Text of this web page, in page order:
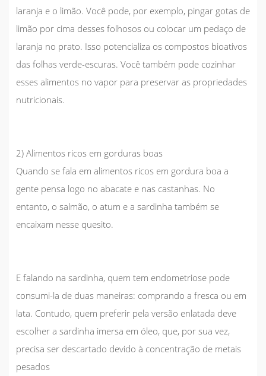
laranja e o limão. Você pode, por exemplo, pingar gotas de
limão por cima desses folhosos ou colocar um pedaço de
laranja no prato. Isso potencializa os compostos bioativos
das folhas verde-escuras. Você também pode cozinhar
esses alimentos no vapor para preservar as propriedades
nutricionais.
2) Alimentos ricos em gorduras boas
Quando se fala em alimentos ricos em gordura boa a
gente pensa logo no abacate e nas castanhas. No
entanto, o salmão, o atum e a sardinha também se
encaixam nesse quesito.
E falando na sardinha, quem tem endometriose pode
consumi-la de duas maneiras: comprando a fresca ou em
lata. Contudo, quem preferir pela versão enlatada deve
escolher a sardinha imersa em óleo, que, por sua vez,
precisa ser descartado devido à concentração de metais
pesados